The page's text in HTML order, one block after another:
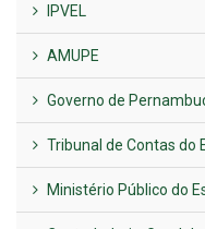
IPVEL
AMUPE
Governo de
Tribunal de Contas do
Ministério Público do